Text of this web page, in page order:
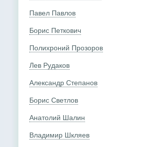
Павел Павлов
Борис Петкович
Полихроний Прозоров
Лев Рудаков
Александр Степанов
Борис Светлов
Анатолий Шалин
Владимир Шкляев